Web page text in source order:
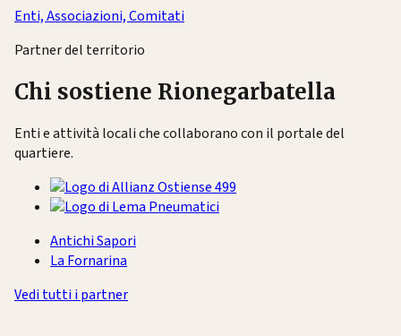
Enti, Associazioni, Comitati
Partner del territorio
Chi sostiene Rionegarbatella
Enti e attività locali che collaborano con il portale del
quartiere.
Antichi Sapori
La Fornarina
Vedi tutti i partner